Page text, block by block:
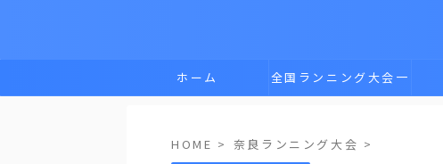
ホーム 全国ランニング大会一
HOME > 奈良ランニング大会 >